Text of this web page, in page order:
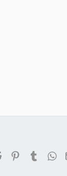
RedditPinterest